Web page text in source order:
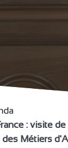
: visite
des Métiers